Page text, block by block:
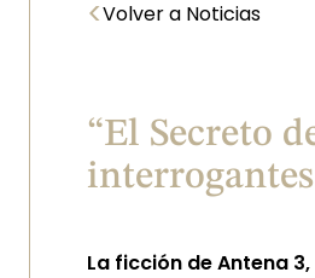
<Volver a Noticias
“El Secreto
interrogantes
La ficción deAntena 3